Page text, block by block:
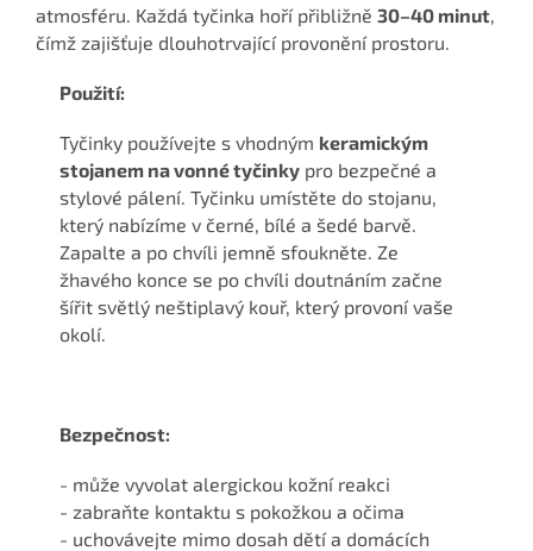
atmosféru. Každá tyčinka hoří přibližně 30–40 minut
čímž zajišťuje dlouhotrvající provonění prostoru.
Použití:
Tyčinky používejte s vhodným keramickým
stojanem na vonné tyčinky pro bezpečné a
stylové pálení. Tyčinku umístěte do stojanu,
který nabízíme v černé, bílé a šedé barvě.
Zapalte a po chvíli jemně sfoukněte. Ze
žhavého konce se po chvíli doutnáním začne
šířit světlý neštiplavý kouř, který provoní vaše
okolí.
Bezpečnost:
- může vyvolat alergickou kožní reakci
- zabraňte kontaktu s pokožkou a očima
- uchovávejte mimo dosah dětí a domácích